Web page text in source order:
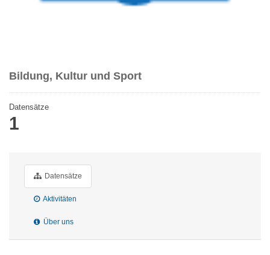
Bildung, Kultur und Sport
Datensätze
1
Datensätze
Aktivitäten
Über uns